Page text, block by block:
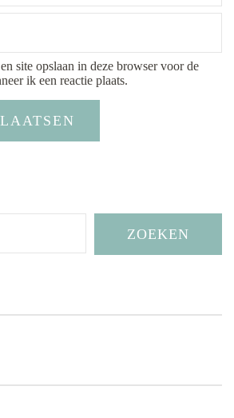
site opslaan in deze browser voor de
ik een reactie plaats.
ZOEKEN